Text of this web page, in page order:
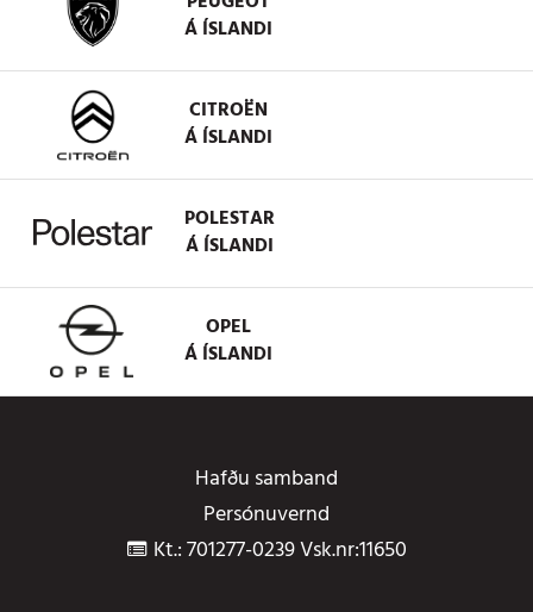
Á ÍSLANDI
CITROËN
Á ÍSLANDI
POLESTAR
Á ÍSLANDI
OPEL
Á ÍSLANDI
Hafðu samband
Persónuvernd
Kt.: 701277-0239 Vsk.nr:11650